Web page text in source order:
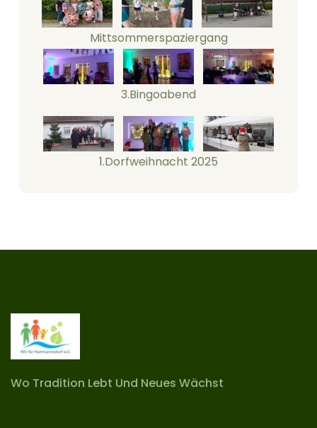
Mittsommerspaziergang
3.Bingoabend
1.Dorfweihnacht 2025
Wo Tradition Lebt Und Neues Wächst